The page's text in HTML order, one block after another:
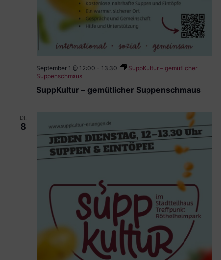
SuppKultur – gemütlicher Suppenschmaus
September 1 @ 12:00 - 13:30
SuppKultur – gemütlicher
Suppenschmaus
DI.
8